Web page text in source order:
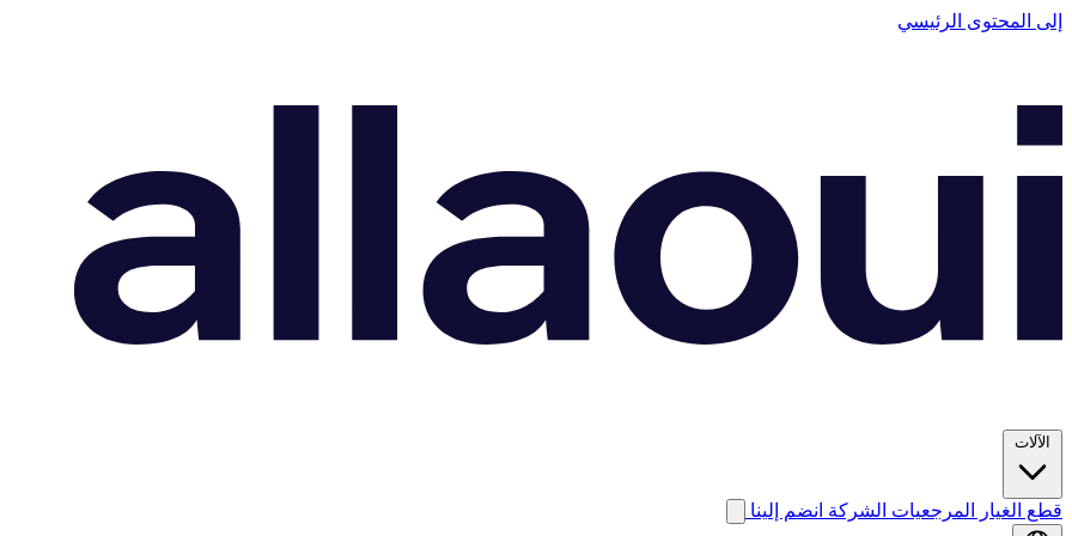
إلى المحتوى الرئيسي
الآلات
قطع الغيار المرجعيات الشركة انضم إلينا